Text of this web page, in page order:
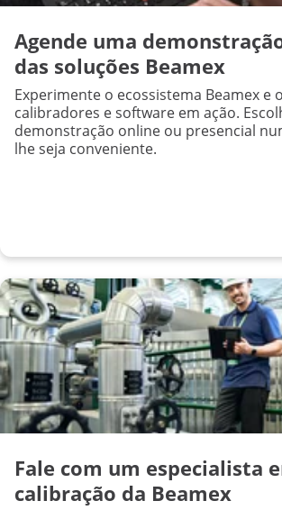
Agende uma
das soluções Beamex
Experimente o ecossistema Beamex e
calibradores e software em ação.
demonstração online ou presencial
lhe seja conveniente.
Fale com um especialista
calibração da Beamex